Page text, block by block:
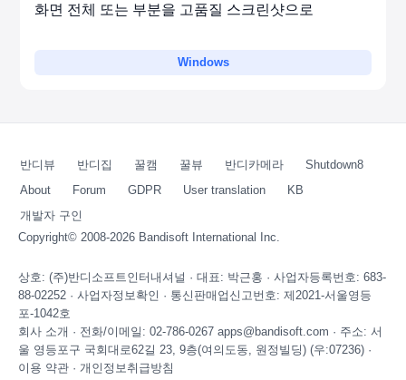
화면 전체 또는 부분을 고품질 스크린샷으로
Windows
반디뷰 반디집 꿀캠 꿀뷰 반디카메라
Shutdown8
About
Forum GDPR User translation
KB
개발자 구인
Copyright© 2008-2026 Bandisoft International Inc.
상호: (주)반디소프트인터내셔널 · 대표: 박근홍 · 사업자등록번호: 683-
88-02252 · 사업자정보확인 · 통신판매업신고번호: 제2021-서울영등
포-1042호
회사 소개 · 전화/이메일: 02-786-0267 apps@bandisoft.com · 주소: 서
울 영등포구 국회대로62길 23, 9층(여의도동, 원정빌딩) (우:07236) ·
이용 약관 · 개인정보취급방침